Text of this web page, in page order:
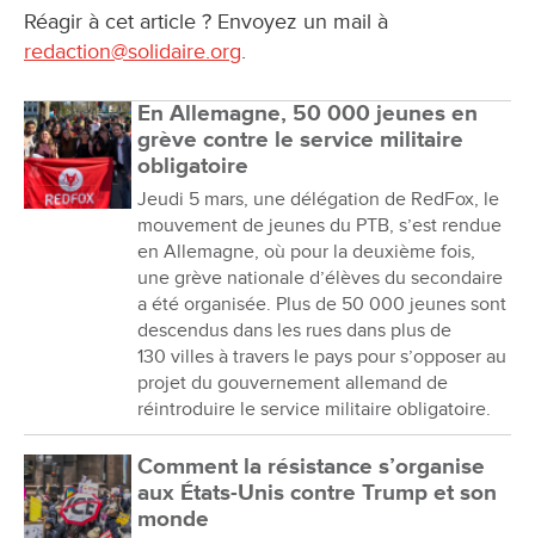
Réagir à cet article ? Envoyez un mail à
redaction@solidaire.org.
En Allemagne, 50 000 jeunes en
grève contre le service militaire
obligatoire
Jeudi 5 mars, une délégation de RedFox, le
mouvement de jeunes du PTB, s’est rendue
en Allemagne, où pour la deuxième fois,
une grève nationale d’élèves du secondaire
a été organisée. Plus de 50 000 jeunes sont
descendus dans les rues dans plus de
130 villes à travers le pays pour s’opposer au
projet du gouvernement allemand de
réintroduire le service militaire obligatoire.
Comment la résistance s’organise
aux États-Unis contre Trump et son
monde